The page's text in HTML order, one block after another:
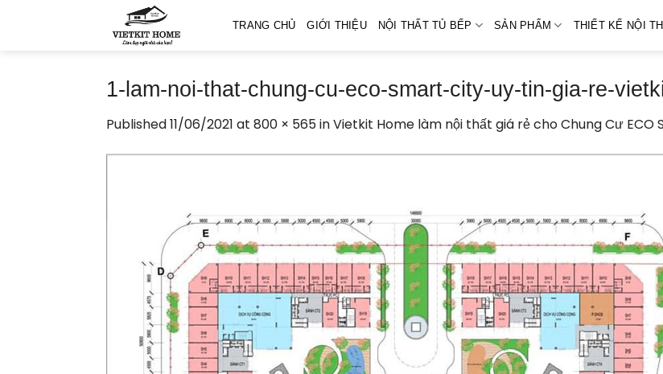
TRANG CHỦ GIỚI THIỆU NỘI THẤT TỦ BẾP SẢN PHẨM THIẾT KẾ NỘI
1-lam-noi-that-chung-cu-eco-smart-city-uy-tin-gia-re-
Published11/06/2021 at 800 × 565inVietkit Home làm nội thất giá rẻ cho Chung Cư ECO